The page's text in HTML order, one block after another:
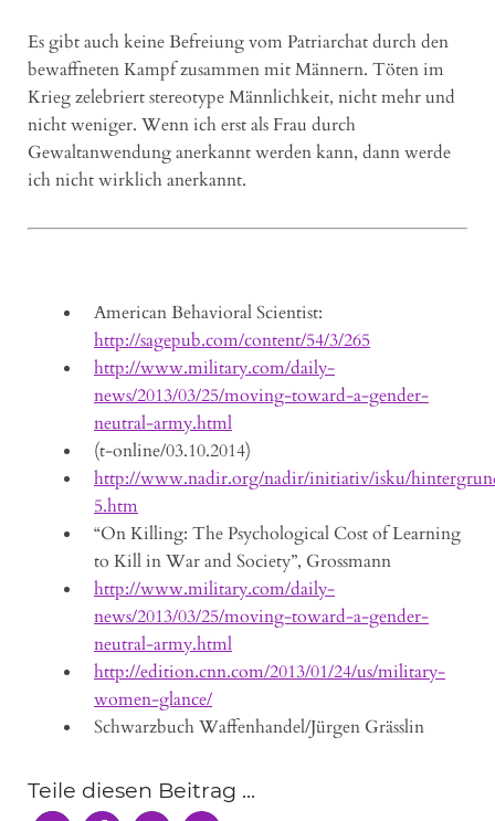
Es gibt auch keine Befreiung vom Patriarchat durch den
bewaffneten Kampf zusammen mit Männern. Töten im
Krieg zelebriert stereotype Männlichkeit, nicht mehr und
nicht weniger. Wenn ich erst als Frau durch
Gewaltanwendung anerkannt werden kann, dann werde
ich nicht wirklich anerkannt.
American Behavioral Scientist:
http://sagepub.com/content/54/3/265
http://www.military.com/daily-
news/2013/03/25/moving-toward-a-gender-
neutral-army.html
(t-online/03.10.2014)
http://www.nadir.org/nadir/initiativ/isku/
5.htm
“On Killing: The Psychological Cost of Learning
to Kill in War and Society”, Grossmann
http://www.military.com/daily-
news/2013/03/25/moving-toward-a-gender-
neutral-army.html
http://edition.cnn.com/2013/01/24/us/military-
women-glance/
Schwarzbuch Waffenhandel/Jürgen Grässlin
Teile diesen Beitrag ...